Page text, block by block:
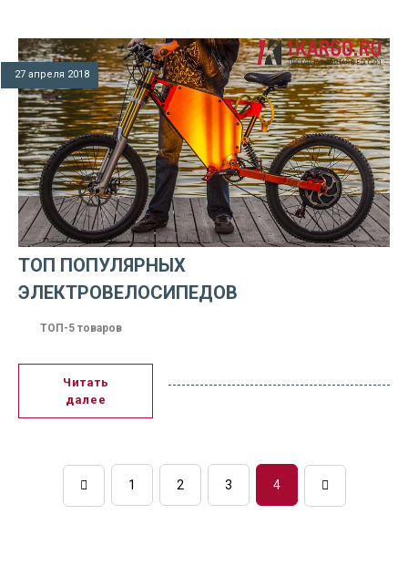
27 апреля 2018
ТОП ПОПУЛЯРНЫХ
ЭЛЕКТРОВЕЛОСИПЕДОВ
ТОП-5 товаров
Читать
далее
1 2 3 4